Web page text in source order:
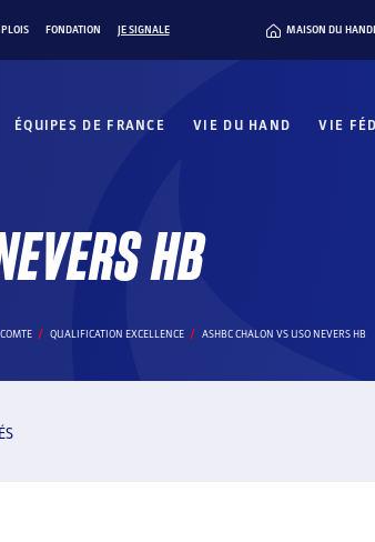
FONDATION JE SIGNALE MAISON DU
ÉQUIPES DE FRANCE VIE DU HAND VIE
HB
QUALIFICATION EXCELLENCE ASHBC CHALON VS USO NEVERS HB